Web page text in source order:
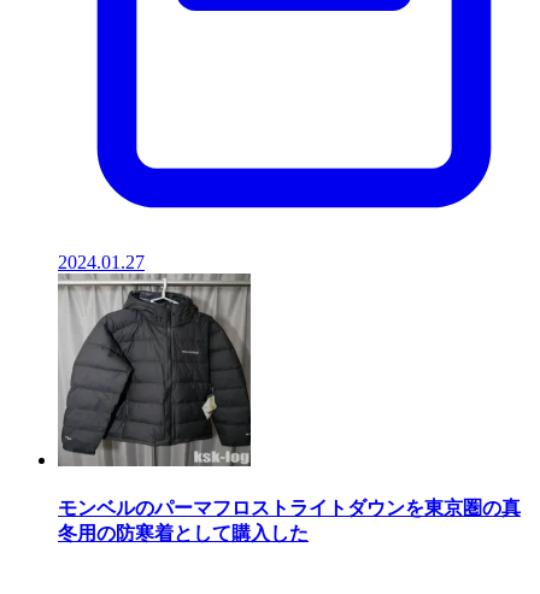
2024.01.27
モンベルのパーマフロストライトダウンを東京圏の真
冬用の防寒着として購入した